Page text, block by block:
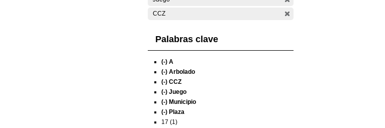
CCZ
Palabras clave
(-) A
(-) Arbolado
(-) CCZ
(-) Juego
(-) Municipio
(-) Plaza
17 (1)